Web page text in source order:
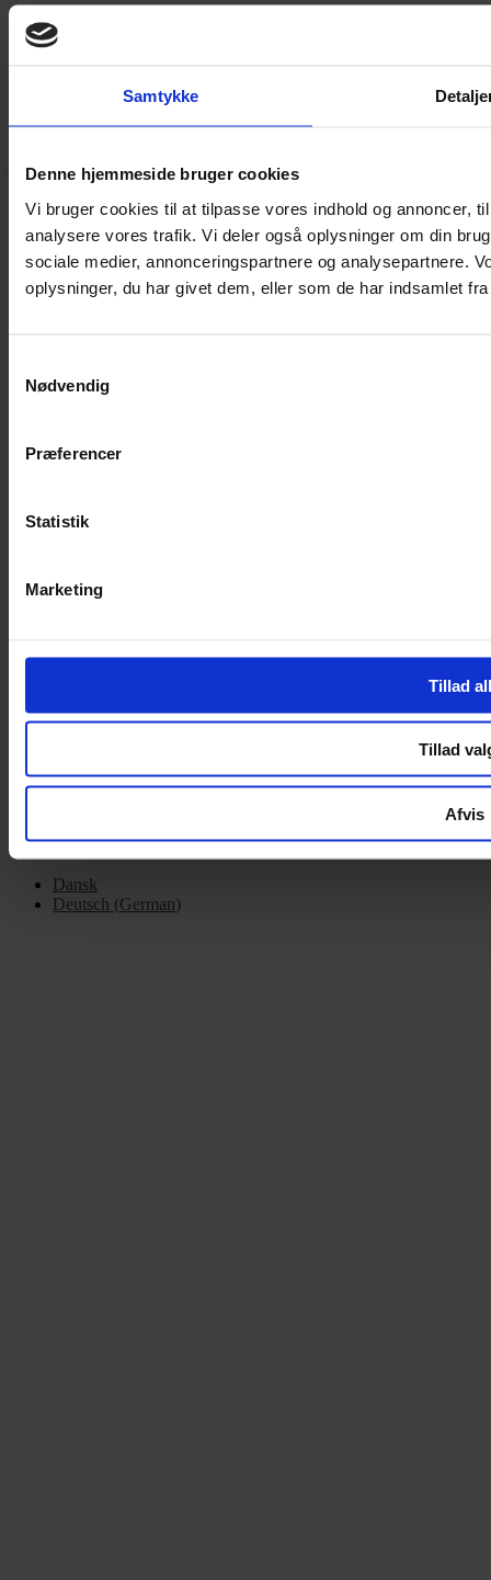
Samtykke
Denne hjemmeside bruger cookies
Vi bruger cookies til at tilpasse vores indhold og annoncer,
analysere vores trafik. Vi deler også oplysninger om din
sociale medier, annonceringspartnere og analysepartnere.
oplysninger, du har givet dem, eller som de har indsamlet
Nødvendig
Præferencer
Statistik
Marketing
Tillad
Tillad
Afvis
Yarn Every Wear
Hvis du bøvler med noget eller ønsker ny inspiration, så skriv til
Vestergade 12 6270, Tønder
60 51 96 50
post@yarneverywear.dk
CVR 43041649
Facebook-f Instagram
Handelsbetingelser
Handelsbetingelser
Om Yarn Every Wear
Mandag – Fredag 10:00 – 17:30
Copyright © 2022.Design & hosting by Webhuset Ballum ApS
Dansk
Deutsch (German)